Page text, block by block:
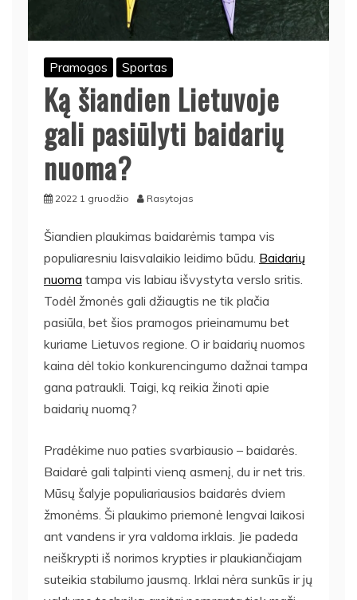
Pramogos Sportas
Ką šiandien Lietuvoje
gali pasiūlyti baidarių
nuoma?
2022 1 gruodžio Rasytojas
Šiandien plaukimas baidarėmis tampa vis
populiaresniu laisvalaikio leidimo būdu. Baidarių
nuoma tampa vis labiau išvystyta verslo sritis.
Todėl žmonės gali džiaugtis ne tik plačia
pasiūla, bet šios pramogos prieinamumu bet
kuriame Lietuvos regione. O ir baidarių nuomos
kaina dėl tokio konkurencingumo dažnai tampa
gana patraukli. Taigi, ką reikia žinoti apie
baidarių nuomą?
Pradėkime nuo paties svarbiausio – baidarės.
Baidarė gali talpinti vieną asmenį, du ir net tris.
Mūsų šalyje populiariausios baidarės dviem
žmonėms. Ši plaukimo priemonė lengvai laikosi
ant vandens ir yra valdoma irklais. Jie padeda
neiškrypti iš norimos krypties ir plaukiančiajam
suteikia stabilumo jausmą. Irklai nėra sunkūs ir jų